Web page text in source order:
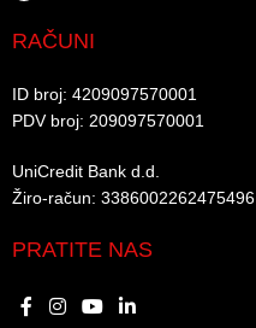
RAČUNI
ID broj: 4209097570001​
PDV broj: 209097570001 ​
UniCredit Bank d.d.​
Žiro-račun: 3386002262475496​​
PRATITE NAS